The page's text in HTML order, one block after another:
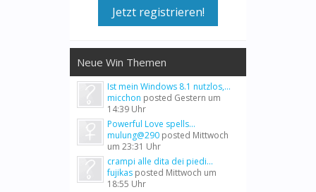
Jetzt registrieren!
Neue Win Themen
Ist mein Windows 8.1 nutzlos,...
micchon posted Gestern um
14:39 Uhr
Powerful Love spells...
mulung@290 posted Mittwoch
um 23:31 Uhr
crampi alle dita dei piedi...
fujikas posted Mittwoch um
18:55 Uhr